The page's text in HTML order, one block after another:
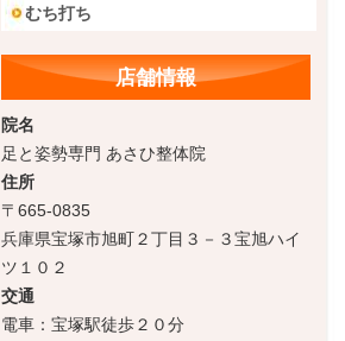
むち打ち
店舗情報
院名
足と姿勢専門 あさひ整体院
住所
〒665-0835
兵庫県宝塚市旭町２丁目３－３宝旭ハイ
ツ１０２
交通
電車：宝塚駅徒歩２０分